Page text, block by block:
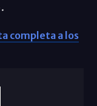
completa a los